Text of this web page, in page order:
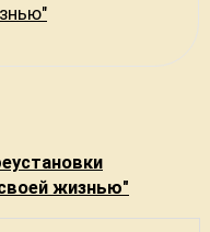
жизнью"